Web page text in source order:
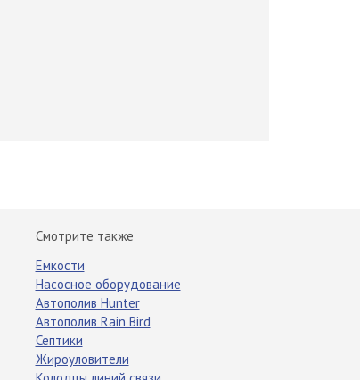
Смотрите также
Емкости
Насосное оборудование
Автополив Hunter
Автополив Rain Bird
Септики
Жироуловители